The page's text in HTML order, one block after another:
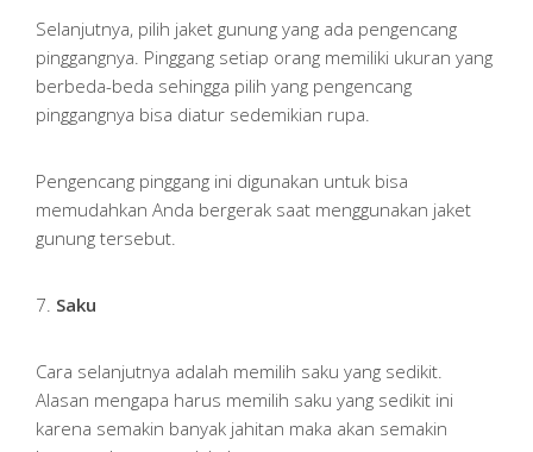
Selanjutnya, pilih jaket gunung yang ada pengencang
pinggangnya. Pinggang setiap orang memiliki ukuran yang
berbeda-beda sehingga pilih yang pengencang
pinggangnya bisa diatur sedemikian rupa.
Pengencang pinggang ini digunakan untuk bisa
memudahkan Anda bergerak saat menggunakan jaket
gunung tersebut.
7. Saku
Cara selanjutnya adalah memilih saku yang sedikit.
Alasan mengapa harus memilih saku yang sedikit ini
karena semakin banyak jahitan maka akan semakin